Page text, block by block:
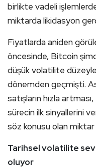
birlikte vadeli
miktarda likidasyon
Fiyatlarda aniden
öncesinde, Bitcoin
düşük volatilite
dönemden geçmişti.
satışların hızla
sürecin ilk sinyallerini
söz konusu olan
Tarihsel volatilite
oluyor